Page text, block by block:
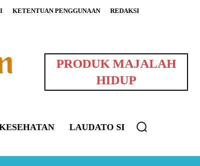
KETENTUAN PENGGUNAAN
REDAKSI
PRODUK MAJALAH
HIDUP
LAUDATO SI